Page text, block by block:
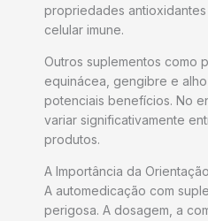
propriedades
celular imune.
Outros suplementos como
equinácea, gengibre e
potenciais benefícios. No
variar significativamente
produtos.
A Importância da
A automedicação com
perigosa. A dosagem, a